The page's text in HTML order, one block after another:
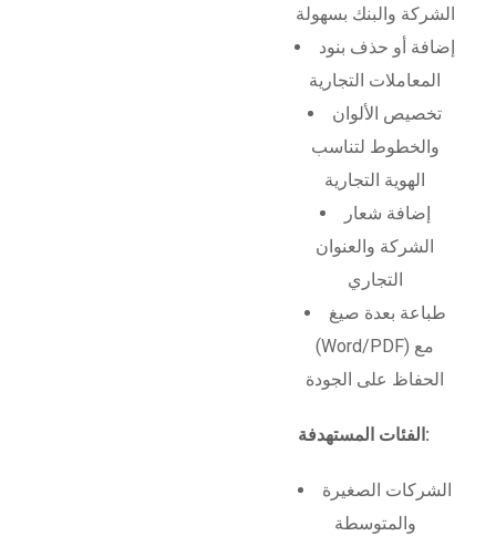
الشركة والبنك بسهولة
إضافة أو حذف بنود
المعاملات التجارية
تخصيص الألوان
والخطوط لتناسب
الهوية التجارية
إضافة شعار
الشركة والعنوان
التجاري
طباعة بعدة صيغ
(Word/PDF) مع
الحفاظ على الجودة
الفئات المستهدفة:
الشركات الصغيرة
والمتوسطة